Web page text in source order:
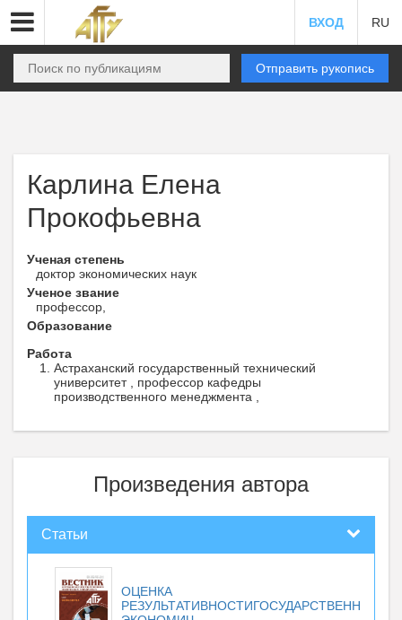
ВХОД RU
Отправить рукопись
Карлина Елена
Прокофьевна
Ученая степень
доктор экономических наук
Ученое звание
профессор,
Образование
Работа
Астраханский государственный технический
университет , профессор кафедры
производственного менеджмента ,
Произведения автора
Статьи
ОЦЕНКА
РЕЗУЛЬТАТИВНОСТИГОСУДАРСТВЕННОЙ